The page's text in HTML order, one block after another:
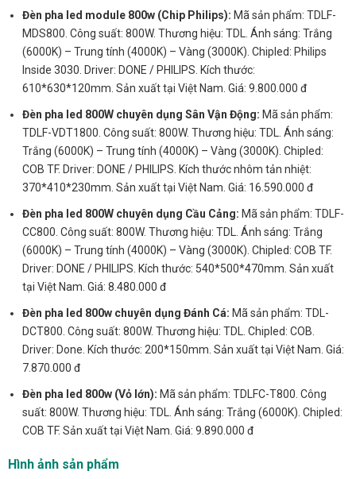
Đèn pha led module 800w (Chip Philips): Mã sản phẩm: TDLF-
MDS800. Công suất: 800W. Thương hiệu: TDL. Ánh sáng: Trắng
(6000K) – Trung tính (4000K) – Vàng (3000K). Chipled: Philips
Inside 3030. Driver: DONE / PHILIPS. Kích thước:
610*630*120mm. Sản xuất tại Việt Nam. Giá: 9.800.000 đ
Đèn pha led 800W chuyên dụng Sân Vận Động: Mã sản phẩm:
TDLF-VDT1800. Công suất: 800W. Thương hiệu: TDL. Ánh sáng:
Trắng (6000K) – Trung tính (4000K) – Vàng (3000K). Chipled:
COB TF. Driver: DONE / PHILIPS. Kích thước nhôm tản nhiệt:
370*410*230mm. Sản xuất tại Việt Nam. Giá: 16.590.000 đ
Đèn pha led 800W chuyên dụng Cầu Cảng: Mã sản phẩm: TDLF-
CC800. Công suất: 800W. Thương hiệu: TDL. Ánh sáng: Trắng
(6000K) – Trung tính (4000K) – Vàng (3000K). Chipled: COB TF.
Driver: DONE / PHILIPS. Kích thước: 540*500*470mm. Sản xuất
tại Việt Nam. Giá: 8.480.000 đ
Đèn pha led 800w chuyên dụng Đánh Cá: Mã sản phẩm: TDL-
DCT800. Công suất: 800W. Thương hiệu: TDL. Chipled: COB.
Driver: Done. Kích thước: 200*150mm. Sản xuất tại Việt Nam. Giá:
7.870.000 đ
Đèn pha led 800w (Vỏ lớn): Mã sản phẩm: TDLFC-T800. Công
suất: 800W. Thương hiệu: TDL. Ánh sáng: Trắng (6000K). Chipled:
COB TF. Sản xuất tại Việt Nam. Giá: 9.890.000 đ
Hình ảnh sản phẩm